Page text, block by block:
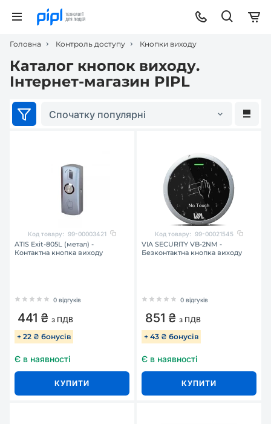
Головна Контроль доступу Кнопки виходу
Каталог кнопок виходу.
Інтернет-магазин PIPL
Спочатку популярні
Код товару: 99-00003421
ATIS Exit-805L (метал) -
Контактна кнопка виходу
0 відгуків
441 ₴ з ПДВ
+ 22 ₴ бонусів
Є в наявності
КУПИТИ
Код товару: 99-00021545
VIA SECURITY VB-2NM -
Безконтактна кнопка виходу
0 відгуків
851 ₴ з ПДВ
+ 43 ₴ бонусів
Є в наявності
КУПИТИ